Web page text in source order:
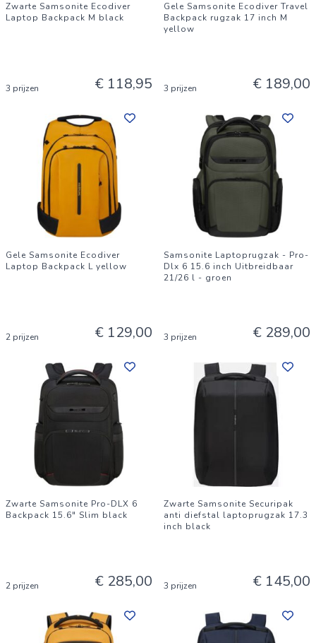
Zwarte Samsonite Ecodiver
Laptop Backpack M black
3 prijzen € 118,95
Gele Samsonite Ecodiver Travel
Backpack rugzak 17 inch M
yellow
3 prijzen € 189,00
Gele Samsonite Ecodiver
Laptop Backpack L yellow
2 prijzen € 129,00
Samsonite Laptoprugzak - Pro-
Dlx 6 15.6 inch Uitbreidbaar
21/26 l - groen
3 prijzen € 289,00
Zwarte Samsonite Pro-DLX 6
Backpack 15.6" Slim black
2 prijzen € 285,00
Zwarte Samsonite Securipak
anti diefstal laptoprugzak 17.3
inch black
3 prijzen € 145,00